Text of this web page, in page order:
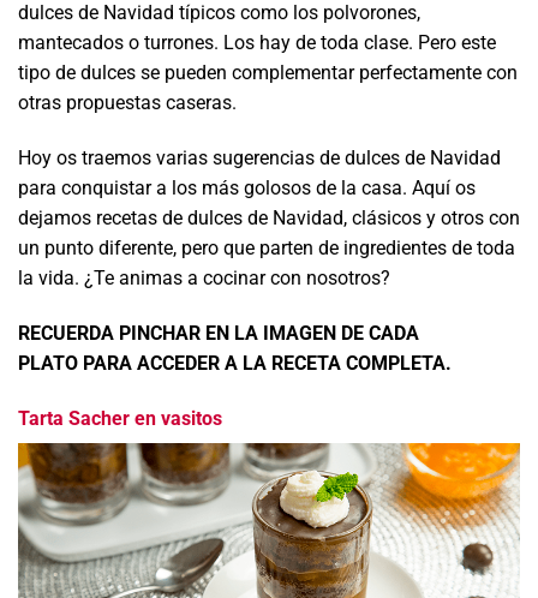
dulces de Navidad típicos como los polvorones,
mantecados o turrones. Los hay de toda clase. Pero este
tipo de dulces se pueden complementar perfectamente con
otras propuestas caseras.
Hoy os traemos varias sugerencias de dulces de Navidad
para conquistar a los más golosos de la casa. Aquí os
dejamos recetas de dulces de Navidad, clásicos y otros con
un punto diferente, pero que parten de ingredientes de toda
la vida. ¿Te animas a cocinar con nosotros?
RECUERDA PINCHAR EN LA IMAGEN DE CADA
PLATO PARA ACCEDER A LA RECETA COMPLETA.
Tarta Sacher en vasitos